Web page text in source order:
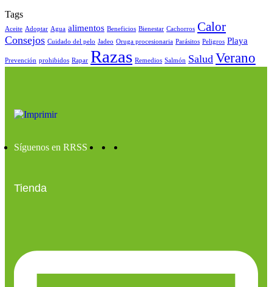
Tags
Aceite Adoptar Agua alimentos Beneficios Bienestar Cachorros Calor
Consejos Cuidado del pelo Jadeo Oruga procesionaria Parásitos Peligros Playa
Prevención prohibidos Rapar Razas Remedios Salmón Salud Verano
Síguenos en RRSS
Tienda